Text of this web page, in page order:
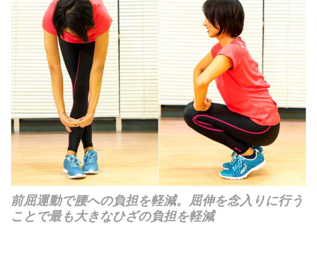
前屈運動で腰への負担を軽減。屈伸を念入りに行う
ことで最も大きなひざの負担を軽減